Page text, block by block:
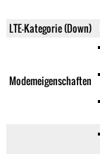
LTE-Kategorie (Down)
Modemeigenschaften